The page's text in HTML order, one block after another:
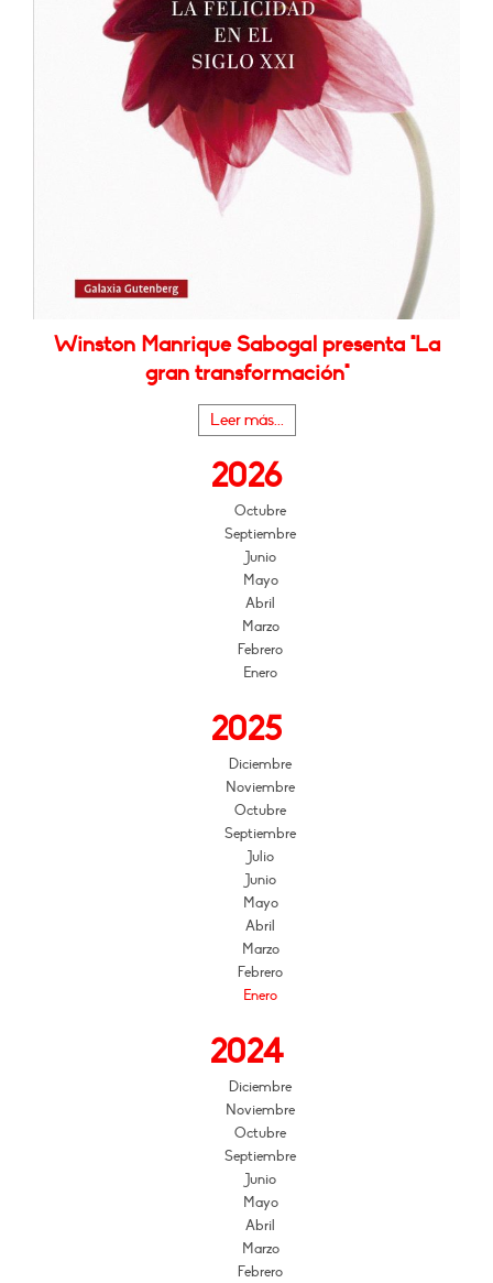
Winston Manrique Sabogal presenta "La
gran transformación"
Leer más...
2026
Octubre
Septiembre
Junio
Mayo
Abril
Marzo
Febrero
Enero
2025
Diciembre
Noviembre
Octubre
Septiembre
Julio
Junio
Mayo
Abril
Marzo
Febrero
Enero
2024
Diciembre
Noviembre
Octubre
Septiembre
Junio
Mayo
Abril
Marzo
Febrero